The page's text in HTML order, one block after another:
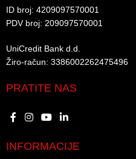
ID broj: 4209097570001​
PDV broj: 209097570001 ​
UniCredit Bank d.d.​
Žiro-račun: 3386002262475496​​
PRATITE NAS
INFORMACIJE